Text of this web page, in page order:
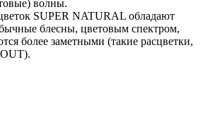
волны.
SUPER NATURAL обладают
блесны, цветовым спектром,
более заметными (такие расцветки,